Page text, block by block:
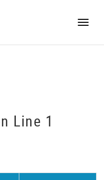
Toggle
Line 1